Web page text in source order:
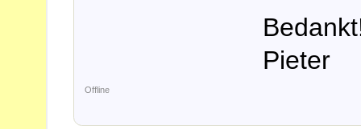
Pieter
Offline